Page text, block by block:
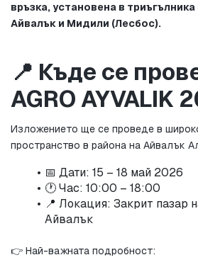
връзка, установена в
Айвалък и Мидили (Лесбос).
📍 Къде се
AGRO AYVALIK
Изложението ще се проведе в
пространство в района на Айвалък
📅 Дати: 15 – 18 май 2026
🕐 Час: 10:00 – 18:00
📍 Локация: Закрит пазар
Айвалък
👉 Най-важната подробност: